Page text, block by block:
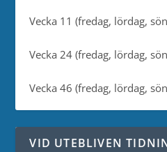
Vecka 11 (fredag, lördag,
Vecka 24 (fredag, lördag,
Vecka 46 (fredag, lördag,
VID UTEBLIVEN